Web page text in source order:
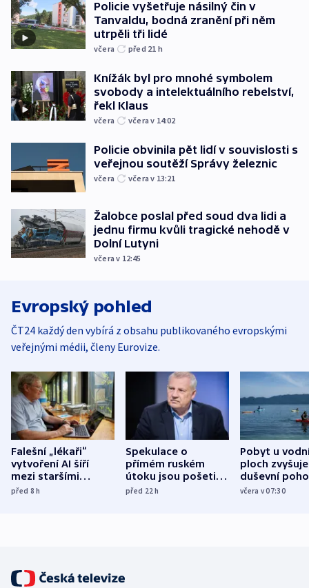
Policie vyšetřuje násilný čin v
Tanvaldu, bodná zranění při něm
utrpěli tři lidé
včera před 21 h
Knížák byl pro mnohé symbolem
svobody a intelektuálního rebelství,
řekl Klaus
včera včera v 14:02
Policie obvinila pět lidí v souvislosti s
veřejnou soutěží Správy železnic
včera včera v 13:21
Žalobce poslal před soud dva lidi a
jednu firmu kvůli tragické nehodě v
Dolní Lutyni
včera v 12:45
Evropský pohled
ČT24 každý den vybírá z obsahu publikovaného evropskými
veřejnými médii, členy Eurovize.
Falešní „lékaři“
vytvoření AI šíří
mezi staršími
Poláky nebezpečné
před 8h
Spekulace o
přímém ruském
útoku jsou pošetilé,
míní estonský
před 22h
Pobyt u
ploch zvyšuje
duševní
ukázala
včera v 07:30